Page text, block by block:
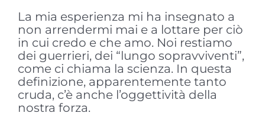
La mia esperienza mi ha insegnato a
non arrendermi mai e a lottare per ciò
in cui credo e che amo. Noi restiamo
dei guerrieri, dei “lungo sopravviventi”,
come ci chiama la scienza. In questa
definizione, apparentemente tanto
cruda, c’è anche l’oggettività della
nostra forza.